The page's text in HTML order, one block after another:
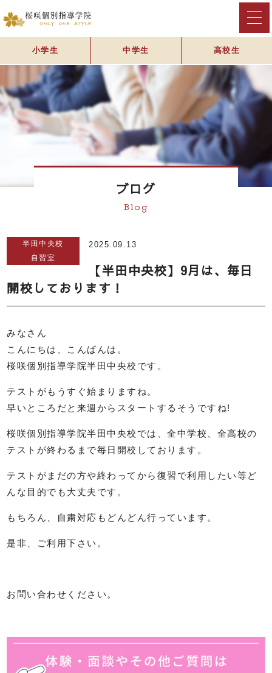
小学生 中学生 高校生
ブログ
Blog
半田中央校
自習室
2025.09.13
【半田中央校】9月は、毎日
開校しております！
みなさん
こんにちは、こんばんは。
桜咲個別指導学院半田中央校です。
テストがもうすぐ始まりますね。
早いところだと来週からスタートするそうですね!
桜咲個別指導学院半田中央校では、全中学校、全高校の
テストが終わるまで毎日開校しております。
テストがまだの方や終わってから復習で利用したい等ど
んな目的でも大丈夫です。
もちろん、自粛対応もどんどん行っています。
是非、ご利用下さい。
お問い合わせください。